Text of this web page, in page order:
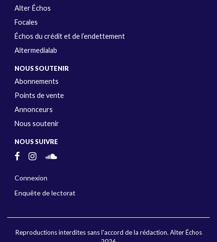
Alter Échos
Focales
Échos du crédit et de l’endettement
Altermedialab
NOUS SOUTENIR
Abonnements
Points de vente
Annonceurs
Nous soutenir
NOUS SUIVRE
Connexion
Enquête de lectorat
Reproductions interdites sans l'accord de la rédaction. Alter Échos